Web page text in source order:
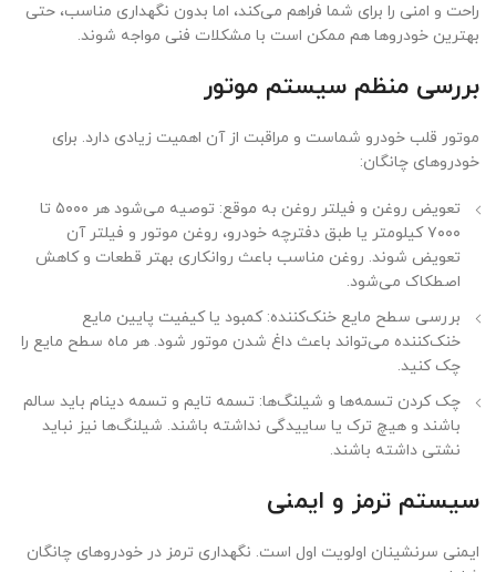
راحت و امنی را برای شما فراهم می‌کند، اما بدون نگهداری مناسب، حتی
بهترین خودروها هم ممکن است با مشکلات فنی مواجه شوند.
بررسی منظم سیستم موتور
موتور قلب خودرو شماست و مراقبت از آن اهمیت زیادی دارد. برای
خودروهای چانگان:
تعویض روغن و فیلتر روغن به موقع: توصیه می‌شود هر ۵۰۰۰ تا
۷۰۰۰ کیلومتر یا طبق دفترچه خودرو، روغن موتور و فیلتر آن
تعویض شوند. روغن مناسب باعث روانکاری بهتر قطعات و کاهش
اصطکاک می‌شود.
بررسی سطح مایع خنک‌کننده: کمبود یا کیفیت پایین مایع
خنک‌کننده می‌تواند باعث داغ شدن موتور شود. هر ماه سطح مایع را
چک کنید.
چک کردن تسمه‌ها و شیلنگ‌ها: تسمه تایم و تسمه دینام باید سالم
باشند و هیچ ترک یا ساییدگی نداشته باشند. شیلنگ‌ها نیز نباید
نشتی داشته باشند.
سیستم ترمز و ایمنی
ایمنی سرنشینان اولویت اول است. نگهداری ترمز در خودروهای چانگان